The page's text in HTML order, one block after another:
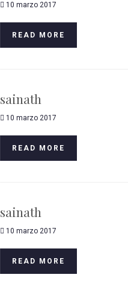
10 marzo 2017
READ MORE
sainath
10 marzo 2017
READ MORE
sainath
10 marzo 2017
READ MORE